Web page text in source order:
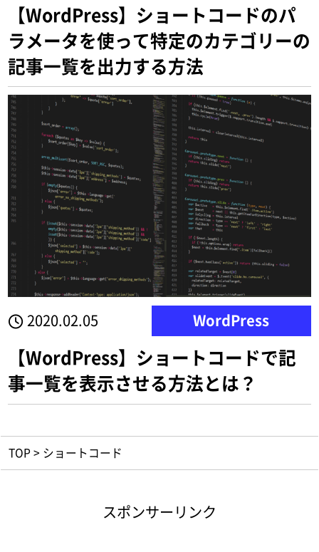
【WordPress】ショートコードのパ
ラメータを使って特定のカテゴリーの
記事一覧を出力する方法
2020.02.05 WordPress
【WordPress】ショートコードで記
事一覧を表示させる方法とは？
TOP > ショートコード
スポンサーリンク